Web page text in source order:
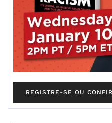
REGISTRE-SE OU